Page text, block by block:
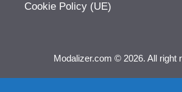
Cookie Policy (UE)
Modalizer.com © 2026. All right